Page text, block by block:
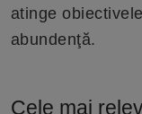
atinge
abundenţă.
Cele mai